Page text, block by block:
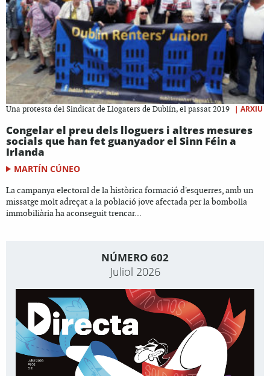
Una protesta del Sindicat de Llogaters de Dublín, el passat 2019 | ARXIU
Congelar el preu dels lloguers i altres mesures
socials que han fet guanyador el Sinn Féin a
Irlanda
MARTÍN CÚNEO
La campanya electoral de la històrica formació d'esquerres, amb un
missatge molt adreçat a la població jove afectada per la bombolla
immobiliària ha aconseguit trencar...
NÚMERO 602
Juliol 2026